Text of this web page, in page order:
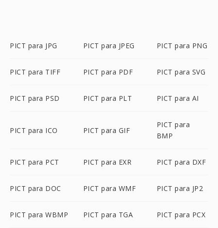
PICT para JPG PICT para JPEG PICT para PNG
PICT para TIFF PICT para PDF PICT para SVG
PICT para PSD PICT para PLT PICT para AI
PICT para ICO PICT para GIF
PICT para
BMP
PICT para PCT PICT para EXR PICT para DXF
PICT para DOC PICT para WMF PICT para JP2
PICT para WBMP PICT para TGA PICT para PCX